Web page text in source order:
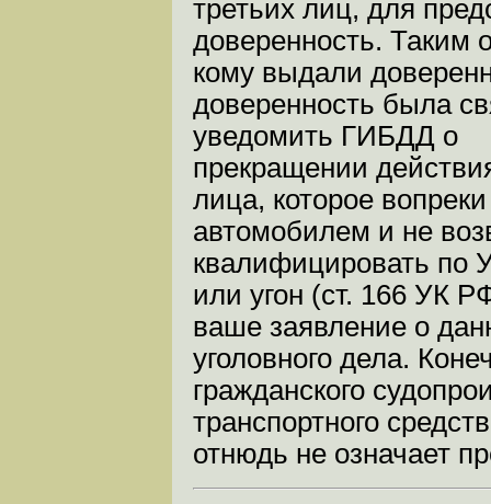
третьих лиц, для
доверенность. Таким
кому выдали
доверенность была
уведомить ГИБДД о
прекращении
лица, которое
автомобилем и не
квалифицировать по
или угон (ст. 166 УК
ваше заявление о
уголовного дела.
гражданского
транспортного
отнюдь не означает